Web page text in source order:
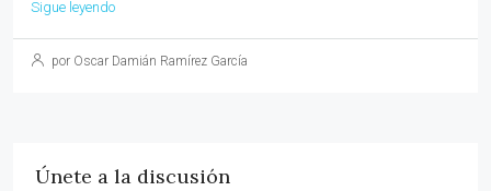
Sigue leyendo
por Oscar Damián Ramírez García
Únete a la discusión